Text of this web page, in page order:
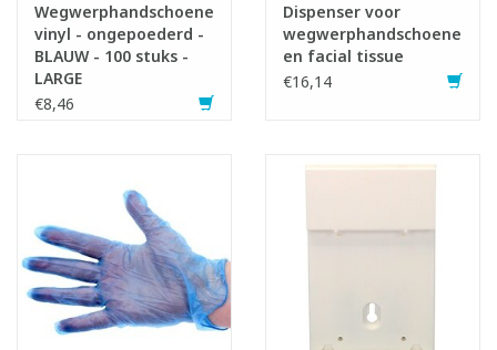
Wegwerphandschoenen
vinyl - ongepoederd -
BLAUW - 100 stuks -
LARGE
€8,46
Dispenser voor
wegwerphandschoenen
en facial tissue
€16,14